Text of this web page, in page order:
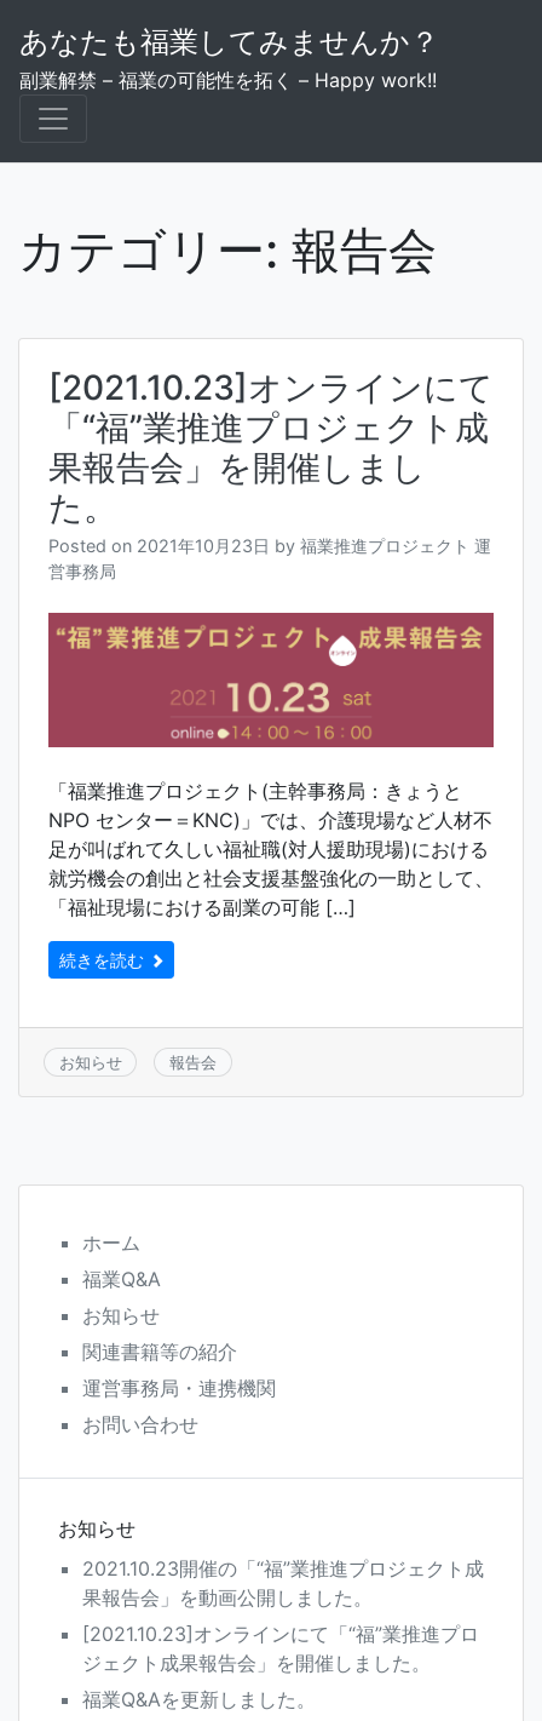
content
あなたも福業してみませんか？
副業解禁 – 福業の可能性を拓く – Happy work!!
カテゴリー: 報告会
[2021.10.23]オンラインにて
「“福”業推進プロジェクト成
果報告会」を開催しまし
た。
Posted on 2021年10月23日 by 福業推進プロジェクト 運
営事務局
「福業推進プロジェクト(主幹事務局：きょうと
NPO センター＝KNC)」では、介護現場など人材不
足が叫ばれて久しい福祉職(対人援助現場)における
就労機会の創出と社会支援基盤強化の一助として、
「福祉現場における副業の可能 […]
続きを読む
お知らせ 報告会
ホーム
福業Q&A
お知らせ
関連書籍等の紹介
運営事務局・連携機関
お問い合わせ
お知らせ
2021.10.23開催の「“福”業推進プロジェクト成
果報告会」を動画公開しました。
[2021.10.23]オンラインにて「“福”業推進プロ
ジェクト成果報告会」を開催しました。
福業Q&Aを更新しました。